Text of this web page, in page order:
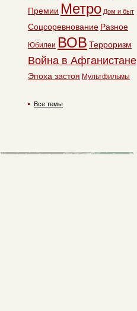
Премии Метро Дом и быт
Соцсоревнование Разное
Юбилеи ВОВ Терроризм
Война в Афганистане
Эпоха застоя Мультфильмы
Все темы